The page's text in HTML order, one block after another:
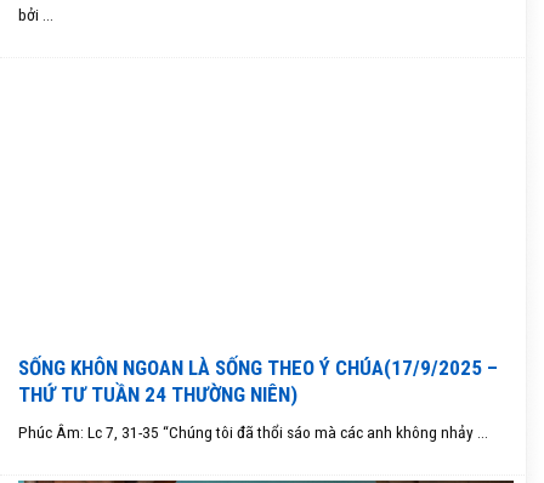
bởi ...
SỐNG KHÔN NGOAN LÀ SỐNG THEO Ý CHÚA(17/9/2025 –
THỨ TƯ TUẦN 24 THƯỜNG NIÊN)
Phúc Âm: Lc 7, 31-35 “Chúng tôi đã thổi sáo mà các anh không nhảy ...